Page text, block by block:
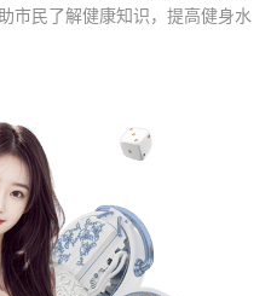
市民了解健康知识，提高健身水